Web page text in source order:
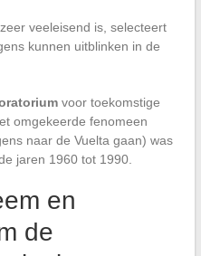
veeleisend is, selecteert
kunnen uitblinken in de
voor toekomstige
omgekeerde fenomeen
naar de Vuelta gaan) was
jaren 1960 tot 1990.
en
de